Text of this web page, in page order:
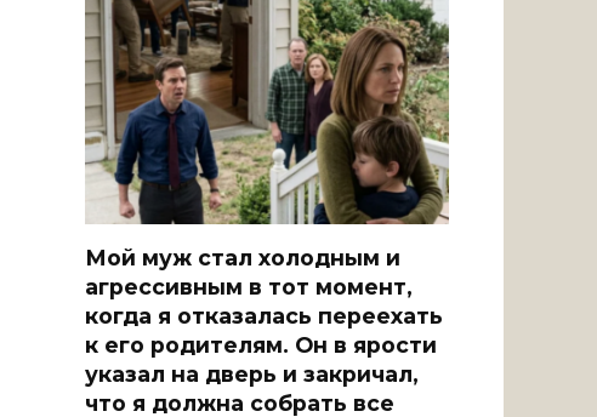
Мой муж стал холодным и
агрессивным в тот момент,
когда я отказалась переехать
к его родителям. Он в ярости
указал на дверь и закричал,
что я должна собрать все